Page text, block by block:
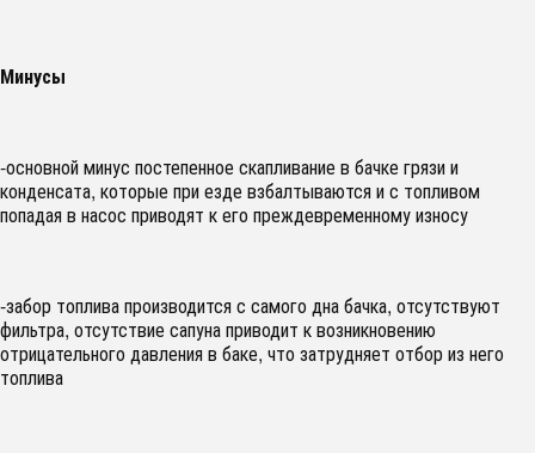
Минусы
-основной минус постепенное скапливание в бачке грязи и
конденсата, которые при езде взбалтываются и с топливом
попадая в насос приводят к его преждевременному износу
-забор топлива производится с самого дна бачка, отсутствуют
фильтра, отсутствие сапуна приводит к возникновению
отрицательного давления в баке, что затрудняет отбор из него
топлива